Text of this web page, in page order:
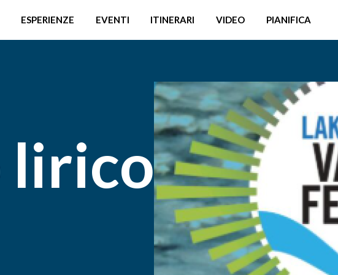
ESPERIENZE EVENTI ITINERARI VIDEO PIANIFICA
lirico